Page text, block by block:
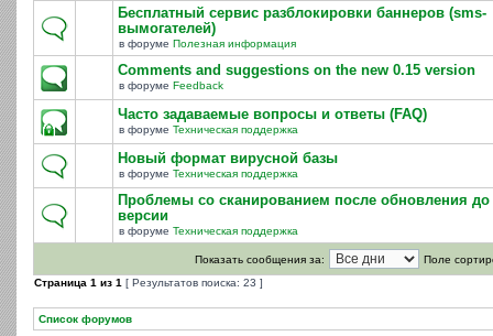
Бесплатный сервис разблокировки баннеров (sms-
вымогателей)
в форуме Полезная информация
Comments and suggestions on the new 0.15 version
в форуме Feedback
Часто задаваемые вопросы и ответы (FAQ)
в форуме Техническая поддержка
Новый формат вирусной базы
в форуме Техническая поддержка
Проблемы со сканированием после обновления до
версии
в форуме Техническая поддержка
Показать сообщения за:
Поле
Страница 1 из 1 [ Результатов поиска: 23 ]
Список форумов